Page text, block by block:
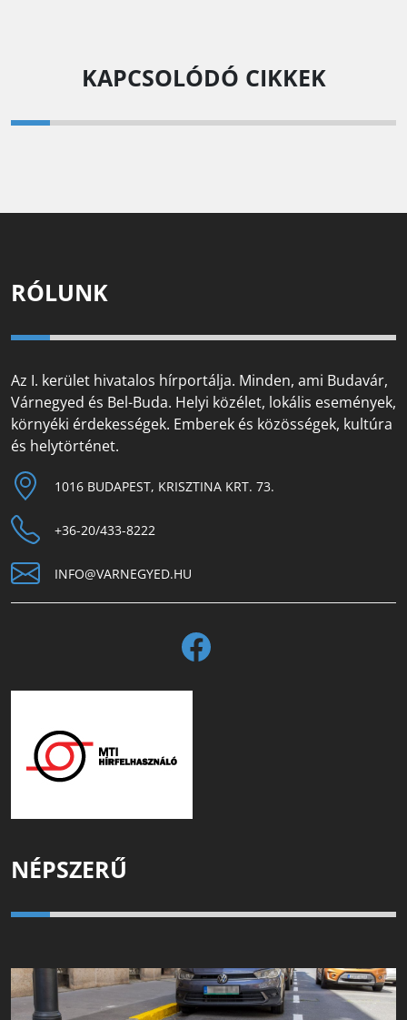
KAPCSOLÓDÓ CIKKEK
RÓLUNK
Az I. kerület hivatalos hírportálja. Minden, ami Budavár,
Várnegyed és Bel-Buda. Helyi közélet, lokális események,
környéki érdekességek. Emberek és közösségek, kultúra
és helytörténet.
1016 BUDAPEST, KRISZTINA KRT. 73.
+36-20/433-8222
INFO@VARNEGYED.HU
NÉPSZERŰ